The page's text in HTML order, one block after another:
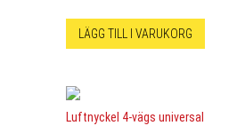
LÄGG TILL I VARUKORG
Luftnyckel 4-vägs universal